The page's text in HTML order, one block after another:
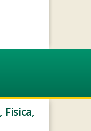
Física,